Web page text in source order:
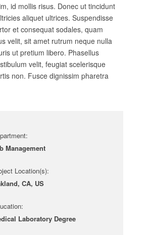
id mollis risus. Donec ut tincidunt
aliquet ultrices. Suspendisse
et consequat sodales, quam
velit, sit amet rutrum neque nulla
ut pretium libero. Phasellus
velit, feugiat scelerisque
non. Fusce dignissim pharetra
Management
Location(s):
CA, US
Laboratory Degree